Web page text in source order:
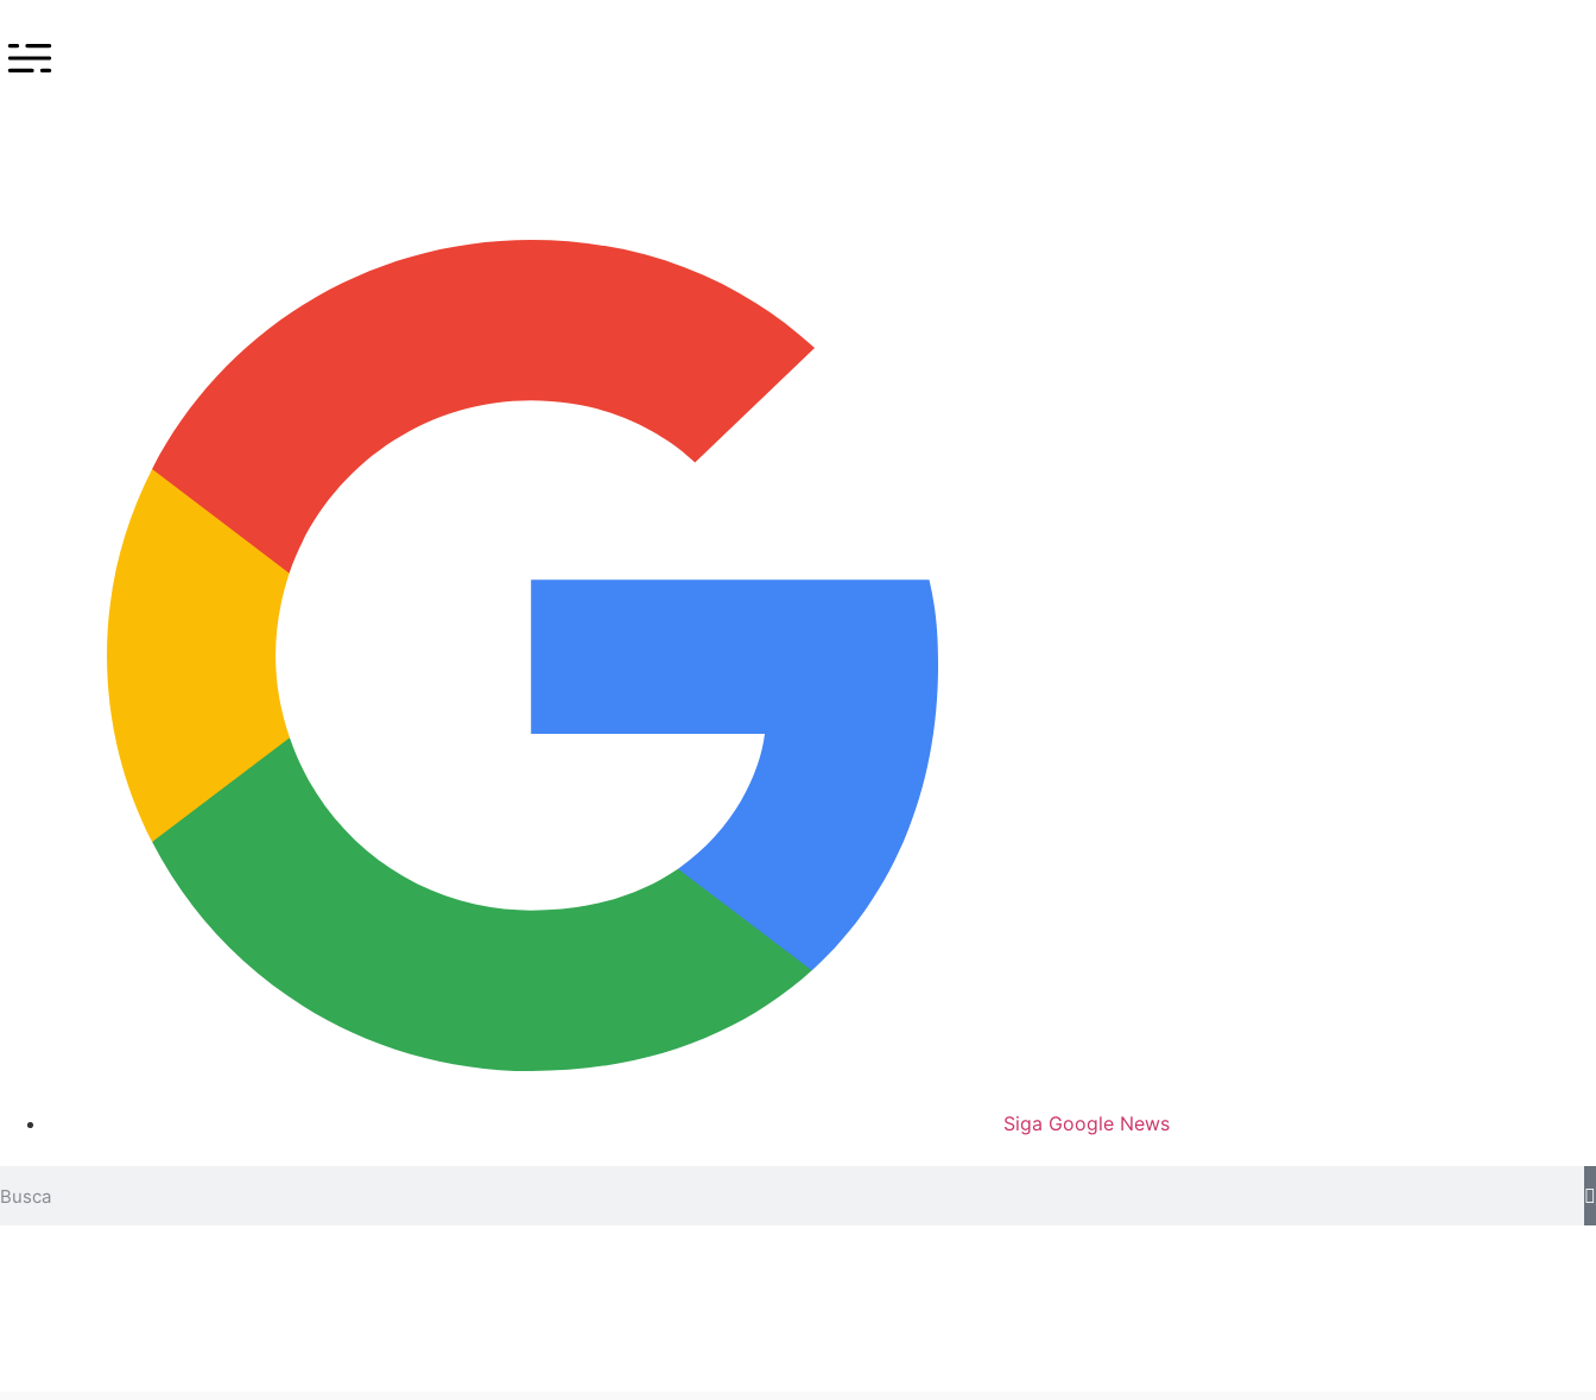
Siga Google News